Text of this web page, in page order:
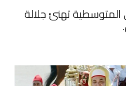
المتوسطية تهنئ جلالة